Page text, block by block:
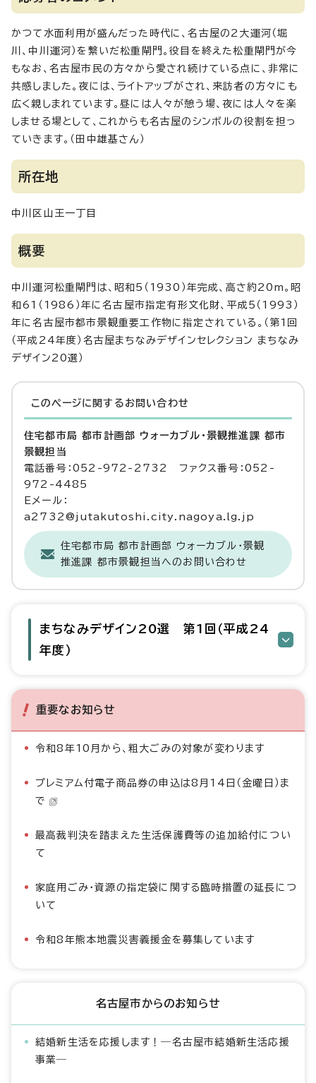
かつて水面利用が盛んだった時代に、名古屋の2大運河（堀
川、中川運河）を繋いだ松重閘門。役目を終えた松重閘門が今
もなお、名古屋市民の方々から愛され続けている点に、非常に
共感しました。夜には、ライトアップがされ、来訪者の方々にも
広く親しまれています。昼には人々が憩う場、夜には人々を楽
しませる場として、これからも名古屋のシンボルの役割を担っ
ていきます。（田中雄基さん）
所在地
中川区山王一丁目
概要
中川運河松重閘門は、昭和5（1930）年完成、高さ約20m。昭
和61（1986）年に名古屋市指定有形文化財、平成5（1993）
年に名古屋市都市景観重要工作物に指定されている。（第1回
（平成24年度）名古屋まちなみデザインセレクション まちなみ
デザイン20選）
このページに関する お問い合わせ
住宅都市局 都市計画部 ウォーカブル・景観推進課 都市
景観担当
電話番号：052-972-2732 ファクス番号：052-
972-4485
Eメール：
a2732@jutakutoshi.city.nagoya.lg.jp
住宅都市局 都市計画部 ウォーカブル・景観
推進課 都市景観担当へのお問い合わせ
まちなみデザイン20選 第1回（平成24
年度）
重要なお知らせ
令和8年10月から、粗大ごみの対象が変わります
プレミアム付電子商品券の申込は8月14日（金曜日）ま
で
最高裁判決を踏まえた生活保護費等の追加給付につい
て
家庭用ごみ・資源の指定袋に関する臨時措置の延長につ
いて
令和8年熊本地震災害義援金を募集しています
名古屋市からのお知らせ
結婚新生活を応援します！―名古屋市結婚新生活応援
事業―